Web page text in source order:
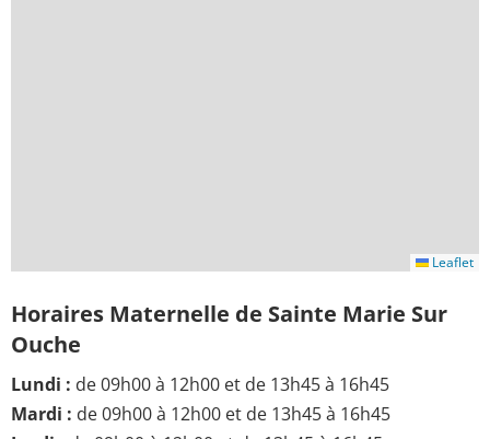
Leaflet
Horaires Maternelle de Sainte Marie Sur
Ouche
Lundi : de 09h00 à 12h00 et de 13h45 à 16h45
Mardi : de 09h00 à 12h00 et de 13h45 à 16h45